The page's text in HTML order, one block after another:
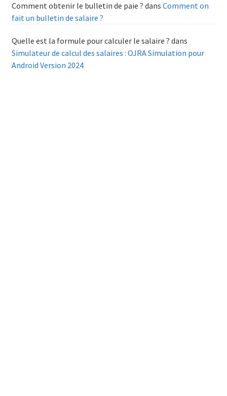
Comment obtenir le bulletin de paie ? dans Comment on
fait un bulletin de salaire ?
Quelle est la formule pour calculer le salaire ? dans
Simulateur de calcul des salaires : OJRA Simulation pour
Android Version 2024